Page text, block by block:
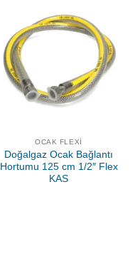
OCAK FLEXI
Doğalgaz Ocak Bağlantı
Hortumu 125 cm 1/2″ Flex
KAS